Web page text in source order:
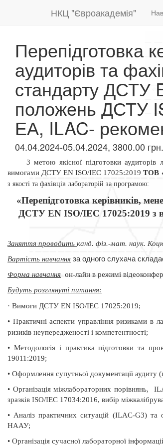
НКЦ "Євроакадемія"
Перепідготовка
аудиторів та
стандарту ДСТУ
положень ДСТУ
ЕА, ILAC-
04.04.2024-05.04.2024, 3800.00 грн.
З метою якісної підготовки аудиторів
вимогами ДСТУEN ISO/IEC 17025:2019ТОВ
з якості та фахівців лабораторій за програмою:
«Перепідготовка керівників,
ДСТУ EN ISO/IEC 17025:2019 з
Заняття проводить канд. фіз.-мат. наук.
Вартість навчання за одного слухача
Форма навчання он-лайн в режимі
Будуть розглянуті питання:
· Вимоги ДСТУ EN ISO/IEC 17025:2019;
• Практичні аспекти управління ризиками в
ризиків неупередженості і компетентності;
• Методологія і практика підготовки та
19011:2019;
• Оформлення супутньої документації аудиту
• Організація міжлабораторних порівнянь,
зразків ISO/IEC 17034:2016, вибір
• Аналіз практичних ситуацій (ILAC-G3) та
НААУ;
• Організація сучасної лабораторної